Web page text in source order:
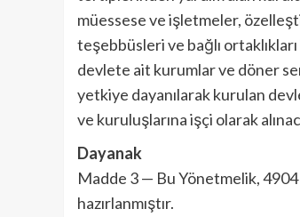
müessese ve işletmeler,
teşebbüsleri ve bağlı
devlete ait kurumlar ve döner
yetkiye dayanılarak kurulan
ve kuruluşlarına işçi olarak
Dayanak
Madde 3 — Bu Yönetmelik, 4904
hazırlanmıştır.